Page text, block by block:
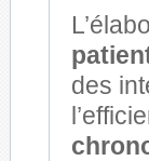
des